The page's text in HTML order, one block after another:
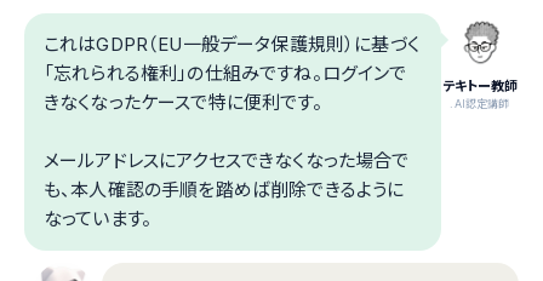
テキトー教師
.AI認定講師
これはGDPR（EU一般データ保護規則）に基づく
「忘れられる権利」の仕組みですね。ログインで
きなくなったケースで特に便利です。
メールアドレスにアクセスできなくなった場合で
も、本人確認の手順を踏めば削除できるように
なっています。